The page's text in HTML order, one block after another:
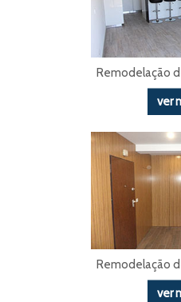
Remodelação
ver
Remodelação
ver